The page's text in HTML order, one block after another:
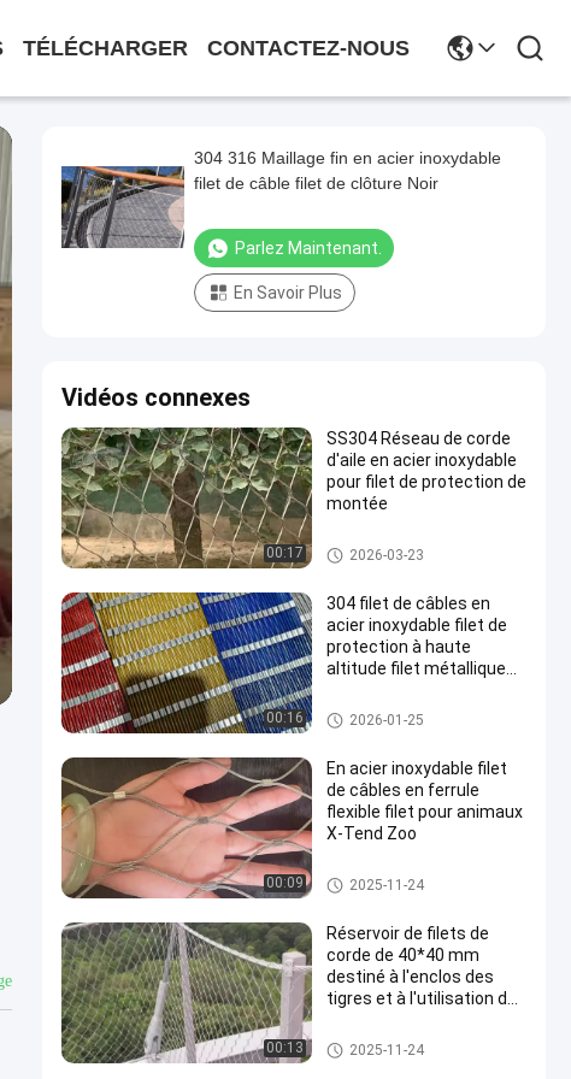
TÉLÉCHARGER CONTACTEZ-NOUS
304 316 Maillage fin en acier inoxydable
filet de câble filet de clôture Noir
Parlez Maintenant.
En Savoir Plus
Vidéos connexes
00:17
SS304 Réseau de corde
d'aile en acier inoxydable
pour filet de protection de
montée
Réseaux de câbles pour aviari
es
2026-03-23
00:16
304 filet de câbles en
acier inoxydable filet de
protection à haute
altitude filet métallique
Fabrication de câble métalliqu
e
2026-01-25
00:09
En acier inoxydable filet
de câbles en ferrule
flexible filet pour animaux
X-Tend Zoo
Réseau de câbles
2025-11-24
00:13
Réservoir de filets de
corde de 40*40 mm
destiné à l'enclos des
tigres et à l'utilisation de
Réseau de câbles
2025-11-24